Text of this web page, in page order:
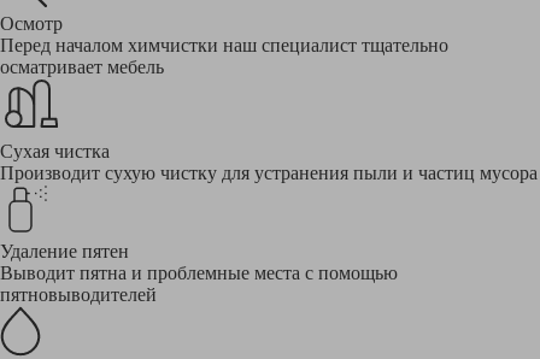
Осмотр
Перед началом химчистки наш специалист тщательно
осматривает мебель
Сухая чистка
Производит сухую чистку для устранения пыли и частиц мусора
Удаление пятен
Выводит пятна и проблемные места с помощью
пятновыводителей